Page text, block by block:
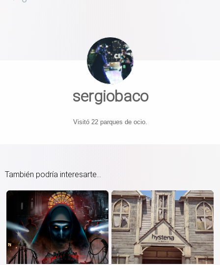
sergiobaco
Visitó 22 parques de ocio.
También podría interesarte...